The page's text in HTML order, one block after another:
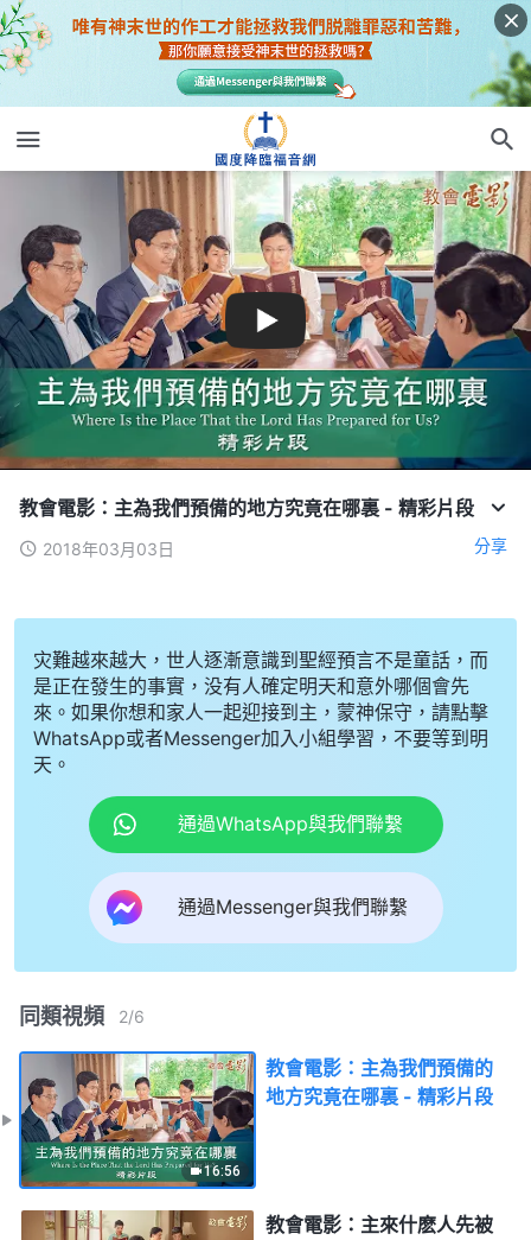
教會電影：主為我們預備的地方究竟在哪裏 - 精彩片段
2018年03月03日 分享
灾難越來越大，世人逐漸意識到聖經預言不是童話，而
是正在發生的事實，没有人確定明天和意外哪個會先
來。如果你想和家人一起迎接到主，蒙神保守，請點擊
WhatsApp或者Messenger加入小組學習，不要等到明
天。
通過WhatsApp與我們聯繫
通過Messenger與我們聯繫
同類視頻 2/6
16:56
教會電影：主為我們預備的
地方究竟在哪裏 - 精彩片段
教會電影：主來什麽人先被